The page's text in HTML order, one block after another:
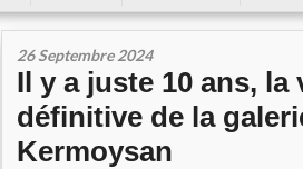
26 Septembre 2024
Il y a juste 10 ans,
définitive de la
Kermoysan